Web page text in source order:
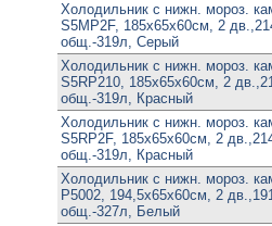
Холодильник с нижн. мороз.
S5MP2F, 185х65х60см, 2
общ.-319л, Серый
Холодильник с нижн. мороз.
S5RP210, 185х65х60см, 2
общ.-319л, Красный
Холодильник с нижн. мороз.
S5RP2F, 185х65х60см, 2
общ.-319л, Красный
Холодильник с нижн. мороз.
P5002, 194,5х65х60см, 2
общ.-327л, Белый